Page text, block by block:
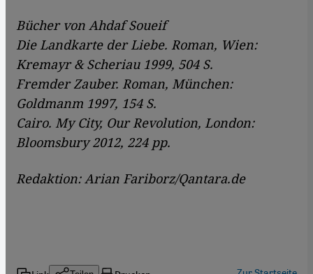
Bücher von Ahdaf Soueif
Die Landkarte der Liebe. Roman, Wien:
Kremayr & Scheriau 1999, 504 S.
Fremder Zauber. Roman, München:
Goldmanm 1997, 154 S.
Cairo. My City, Our Revolution, London:
Bloomsbury 2012, 224 pp.
Redaktion: Arian Fariborz/Qantara.de